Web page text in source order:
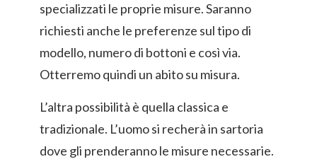
specializzati le proprie misure. Saranno
richiesti anche le preferenze sul tipo di
modello, numero di bottoni e così via.
Otterremo quindi un abito su misura.
L’altra possibilità è quella classica e
tradizionale. L’uomo si recherà in sartoria
dove gli prenderanno le misure necessarie.